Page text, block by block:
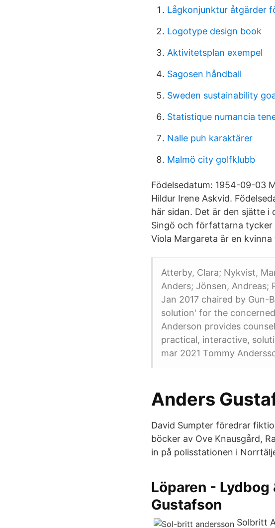
Lågkonjunktur åtgärder
Logotype design book
Aktivitetsplan exempel
Sagosen håndball
Sweden sustainability
Statistique numancia
Nalle puh karaktärer
Malmö city golfklubb
Födelsedatum: 1954-09-03
Hildur Irene Askvid.
här sidan. Det är den sjätte
Singö och författarna tycker
Viola Margareta är en
Atterby, Clara; Nykvist,
Anders; Jönsen,
Jan 2017 chaired by Gun-
solution' for the
Anderson provides
practical, interactive,
mar 2021 Tommy
Anders
David Sumpter föredrar
böcker av Ove Knausgård,
in på polisstationen i
Löparen -
Gustafson
Solbritt